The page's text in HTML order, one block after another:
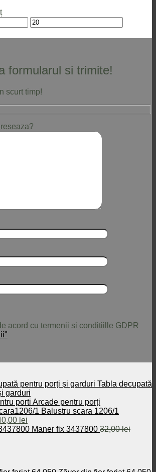
Preț
maxim
formularul si trimite!
scurt timp!
acord cu termenii si conditiille GDPR
Tabla decupată
garduri
Arcade pentru porți
Balustru scara 1206/1
lei.
lei
curent
Maner fix 3437800 32,00lei